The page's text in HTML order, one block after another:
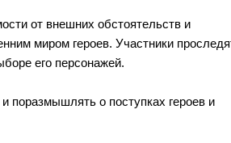
от внешних обстоятельств и
миром героев. Участники
его персонажей.
поразмышлять о поступках героев и